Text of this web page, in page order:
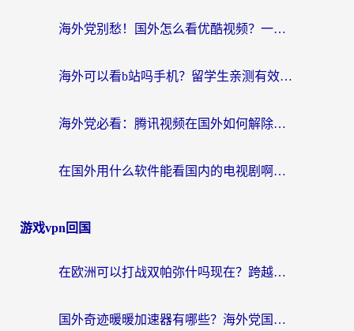
海外党别愁！国外怎么看优酷视频？一招解决追剧、看直播难题
海外可以看b站吗手机？留学生亲测有效的回国加速指南
海外党必看：腾讯视频在国外如何解除地域限制？附优酷咪咕使用指南
在国外用什么软件能看国内的电视剧啊？留学生亲测有效的回国加速方案
游戏vpn回国
在欧洲可以打战双帕弥什吗现在？跨越延迟墙的实战指南
国外奇迹暖暖加速器有哪些？海外党国服游戏畅玩终极指南（附亲测推荐）